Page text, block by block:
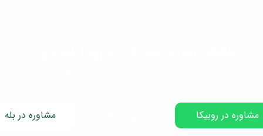
مشاوره در روبیکا مشاوره در بله